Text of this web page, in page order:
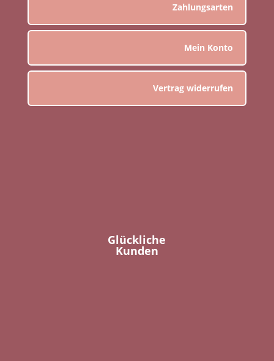
Zahlungsarten
Mein Konto
Vertrag widerrufen
Glückliche
Kunden